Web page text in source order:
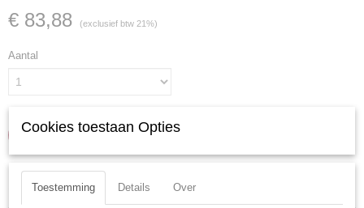
€ 83,88 (exclusief btw 21%)
Aantal
IN WINKELWAGEN
Specificaties
Cookies toestaan Opties
Toestemming Details Over